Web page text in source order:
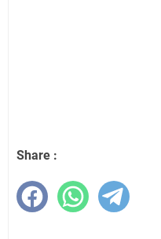
Share :